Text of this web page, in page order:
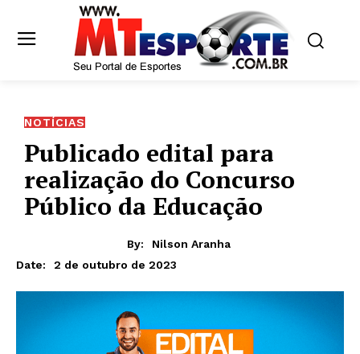
NOTÍCIAS
Publicado edital para
realização do Concurso
Público da Educação
By:
Nilson Aranha
Date:
2 de outubro de 2023